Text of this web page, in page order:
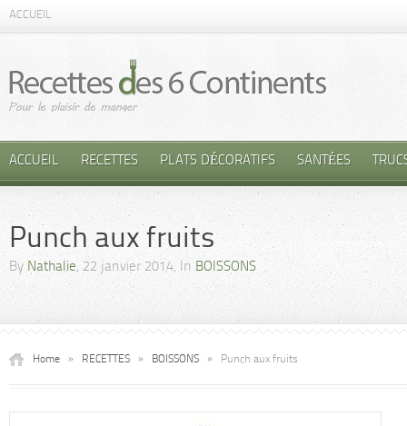
ACCUEIL
ACCUEIL RECETTES PLATS DÉCORATIFS SANTÉES
Punch aux fruits
By Nathalie, 22 janvier 2014, In BOISSONS
Home » RECETTES » BOISSONS » Punch aux fruits